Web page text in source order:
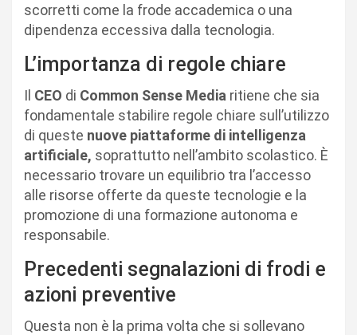
scorretti come la frode accademica o una
dipendenza eccessiva dalla tecnologia.
L’importanza di regole chiare
Il CEO di Common Sense Media ritiene che sia
fondamentale stabilire regole chiare sull’utilizzo
di queste nuove piattaforme di intelligenza
artificiale, soprattutto nell’ambito scolastico. È
necessario trovare un equilibrio tra l’accesso
alle risorse offerte da queste tecnologie e la
promozione di una formazione autonoma e
responsabile.
Precedenti segnalazioni di frodi e
azioni preventive
Questa non è la prima volta che si sollevano